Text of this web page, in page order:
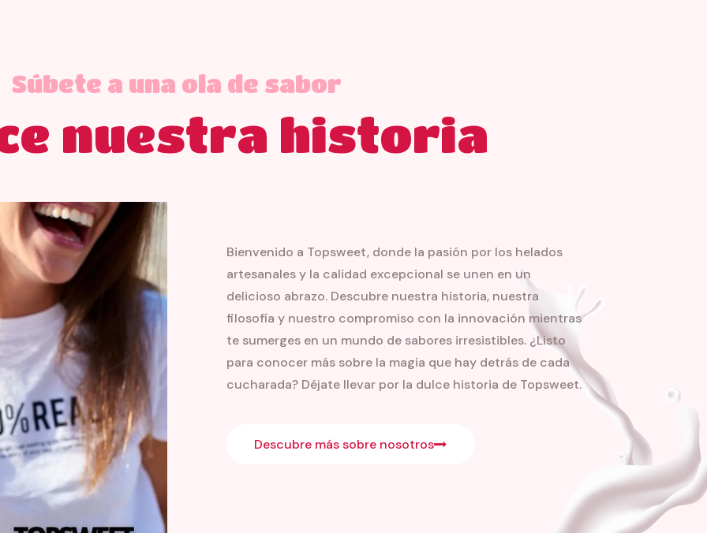
Súbete a una ola de sabor
nuestra historia
Bienvenido a Topsweet, donde la pasión por los helados
artesanales y la calidad excepcional se unen en un
delicioso abrazo. Descubre nuestra historia, nuestra
filosofía y nuestro compromiso con la innovación mientras
te sumerges en un mundo de sabores irresistibles. ¿Listo
para conocer más sobre la magia que hay detrás de cada
cucharada? Déjate llevar por la dulce historia de Topsweet.
Descubre más sobre nosotros